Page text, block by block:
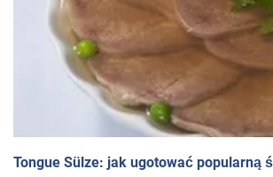
Tongue Sülze: jak ugotować popularną